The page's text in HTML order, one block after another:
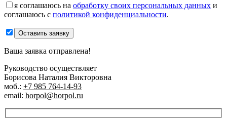
я соглашаюсь на обработку своих персональных данных и
соглашаюсь с политикой конфиденциальности.
Оставить заявку
Ваша заявка отправлена!
Руководство осуществляет
Борисова Наталия Викторовна
моб.: +7 985 764-14-93
email: horpol@horpol.ru